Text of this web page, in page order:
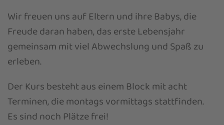
Wir freuen uns auf Eltern und ihre Babys, die
Freude daran haben, das erste Lebensjahr
gemeinsam mit viel Abwechslung und Spaß zu
erleben.
Der Kurs besteht aus einem Block mit acht
Terminen, die montags vormittags stattfinden.
Es sind noch Plätze frei!